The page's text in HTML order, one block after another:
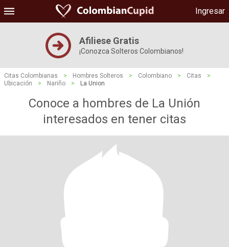
Ingresar
Afiliese Gratis
¡Conozca Solteros Colombianos!
Citas Colombianas > Hombres Solteros > Colombiano > Citas
>
Ubicación
> Nariño > La Union
Conoce a hombres de La Unión
interesados ​​en tener citas